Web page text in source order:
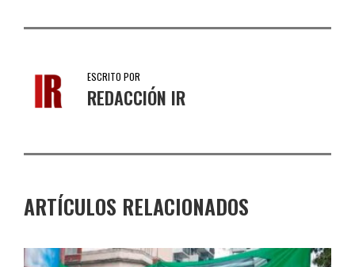
ESCRITO POR
REDACCIÓN IR
ARTÍCULOS RELACIONADOS